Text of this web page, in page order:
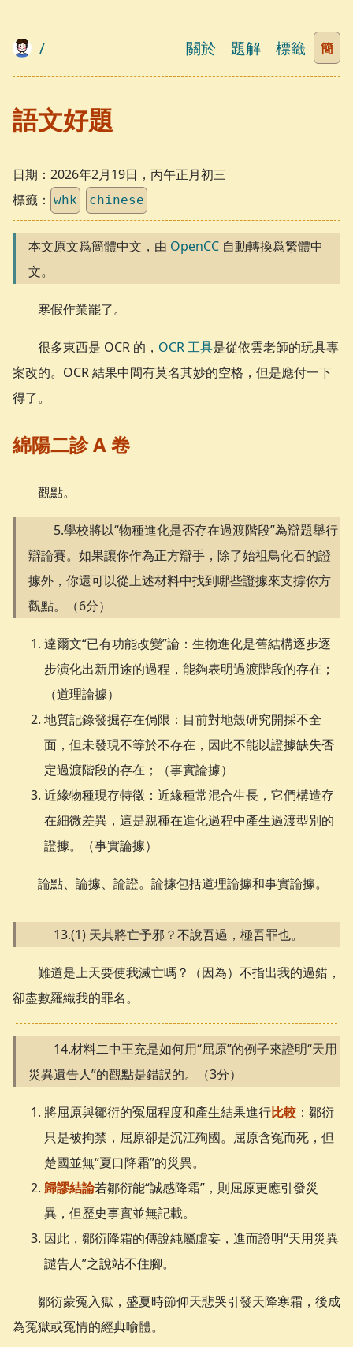
/ 關於 題解 標籤 簡
語文好題
日期： 2026年2月19日，丙午正月初三
標籤： whk chinese
本文原文爲簡體中文，由 OpenCC 自動轉換爲繁體中
文。
寒假作業罷了。
很多東西是 OCR 的， OCR 工具是從依雲老師的玩具專
案改的。OCR 結果中間有莫名其妙的空格，但是應付一下
得了。
綿陽二診 A 卷
觀點。
5.學校將以“物種進化是否存在過渡階段”為辯題舉行
辯論賽。如果讓你作為正方辯手，除了始祖鳥化石的證
據外，你還可以從上述材料中找到哪些證據來支撐你方
觀點。（6分）
達爾文“已有功能改變”論：生物進化是舊結構逐步逐
步演化出新用途的過程，能夠表明過渡階段的存在；
（道理論據）
地質記錄發掘存在侷限：目前對地殼研究開採不全
面，但未發現不等於不存在，因此不能以證據缺失否
定過渡階段的存在；（事實論據）
近緣物種現存特徵：近緣種常混合生長，它們構造存
在細微差異，這是親種在進化過程中產生過渡型別的
證據。（事實論據）
論點、論據、論證。論據包括道理論據和事實論據。
13.(1) 天其將亡予邪？不說吾過，極吾罪也。
難道是上天要使我滅亡嗎？（因為）不指出我的過錯，
卻盡數羅織我的罪名。
14.材料二中王充是如何用“屈原”的例子來證明“天用
災異遺告人”的觀點是錯誤的。（3分）
將屈原與鄒衍的冤屈程度和產生結果進行比較 ：鄒衍
只是被拘禁，屈原卻是沉江殉國。屈原含冤而死，但
楚國並無“夏口降霜”的災異。
歸謬結論若鄒衍能“誠感降霜”，則屈原更應引發災
異，但歷史事實並無記載。
因此，鄒衍降霜的傳說純屬虛妄，進而證明“天用災異
譴告人”之說站不住腳。
鄒衍蒙冤入獄，盛夏時節仰天悲哭引發天降寒霜，後成
為冤獄或冤情的經典喻體。